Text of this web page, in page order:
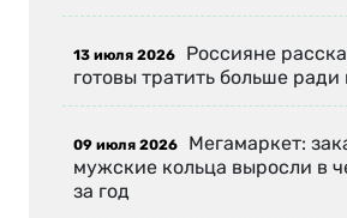
13 июля 2026 Россияне
готовы тратить больше ради
09 июля 2026 Мегамаркет:
мужские кольца выросли в
за год